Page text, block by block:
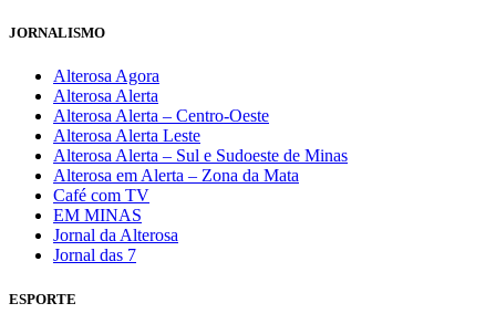
JORNALISMO
Alterosa Agora
Alterosa Alerta
Alterosa Alerta – Centro-Oeste
Alterosa Alerta Leste
Alterosa Alerta – Sul e Sudoeste de Minas
Alterosa em Alerta – Zona da Mata
Café com TV
EM MINAS
Jornal da Alterosa
Jornal das 7
ESPORTE